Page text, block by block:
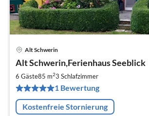
Alt Schwerin
Alt Schwerin,Ferienhaus Seeblick
6 Gäste85 m23 Schlafzimmer
1 Bewertung
Kostenfreie Stornierung